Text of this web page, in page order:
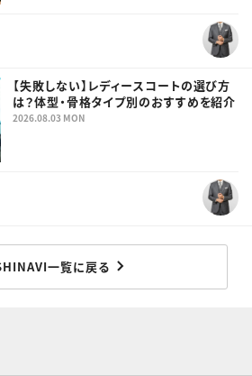
【失敗しない】レディースコートの選び方
は？体型・骨格タイプ別のおすすめを紹介
2026.08.03 MON
一覧に戻る